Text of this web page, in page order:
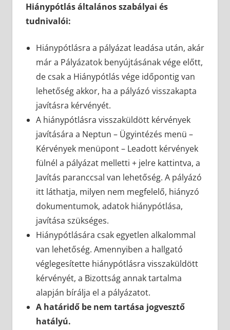
Hiánypótlás általános szabályai és
tudnivalói:
Hiánypótlásra a pályázat leadása után, akár
már a Pályázatok benyújtásának vége előtt,
de csak a Hiánypótlás vége időpontig van
lehetőség akkor, ha a pályázó visszakapta
javításra kérvényét.
A hiánypótlásra visszaküldött kérvények
javítására a Neptun – Ügyintézés menü –
Kérvények menüpont – Leadott kérvények
fülnél a pályázat melletti + jelre kattintva, a
Javítás paranccsal van lehetőség. A pályázó
itt láthatja, milyen nem megfelelő, hiányzó
dokumentumok, adatok hiánypótlása,
javítása szükséges.
Hiánypótlására csak egyetlen alkalommal
van lehetőség. Amennyiben a hallgató
véglegesítette hiánypótlásra visszaküldött
kérvényét, a Bizottság annak tartalma
alapján bírálja el a pályázatot.
A határidő be nem tartása jogvesztő
hatályú.